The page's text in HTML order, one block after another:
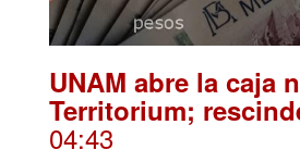
UNAM abre la caja
Territorium;
04:43